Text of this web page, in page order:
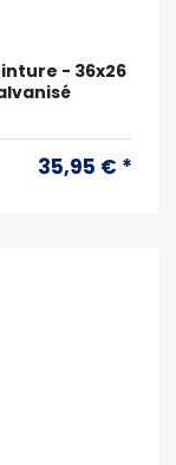
- 36x26
35,95 € *